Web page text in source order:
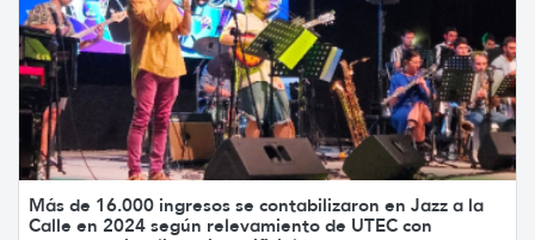
Más de 16.000 ingresos se contabilizaron en Jazz a la
Calle en 2024 según relevamiento de UTEC con